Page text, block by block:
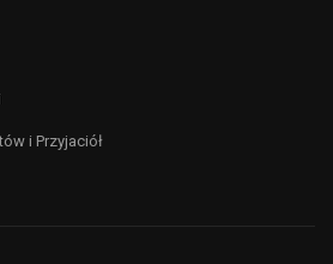
i Przyjaciół